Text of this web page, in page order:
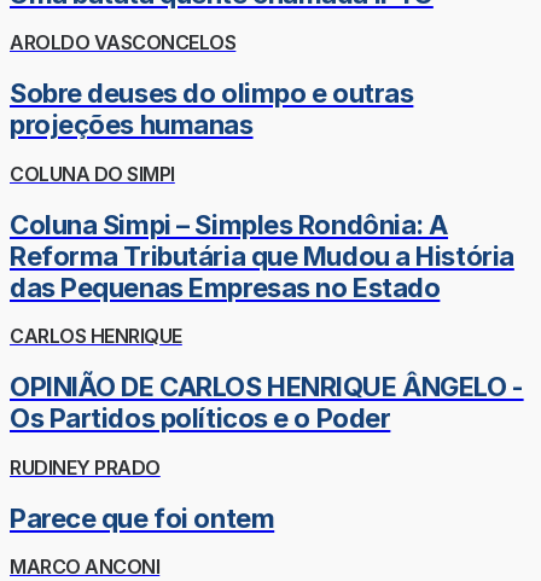
AROLDO VASCONCELOS
Sobre deuses do olimpo e outras
projeções humanas
COLUNA DO SIMPI
Coluna Simpi – Simples Rondônia: A
Reforma Tributária que Mudou a História
das Pequenas Empresas no Estado
CARLOS HENRIQUE
OPINIÃO DE CARLOS HENRIQUE ÂNGELO -
Os Partidos políticos e o Poder
RUDINEY PRADO
Parece que foi ontem
MARCO ANCONI